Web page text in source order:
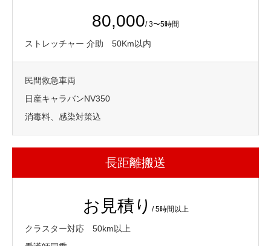
80,000/ 3〜5時間
ストレッチャー 介助 50Km以内
民間救急車両
日産キャラバンNV350
消毒料、感染対策込
長距離搬送
お見積り / 5時間以上
クラスター対応 50km以上